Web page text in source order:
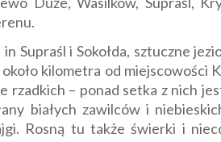
Supraśl i Sokołda, sztuczne
około kilometra od
– ponad setka z nich
białych zawilców i
Rosną tu także świerki i